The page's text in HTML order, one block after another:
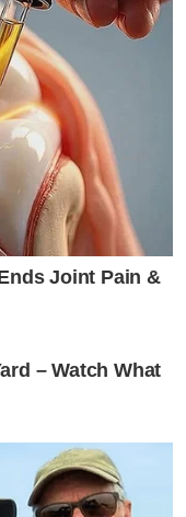
Joint Pain &
– Watch What